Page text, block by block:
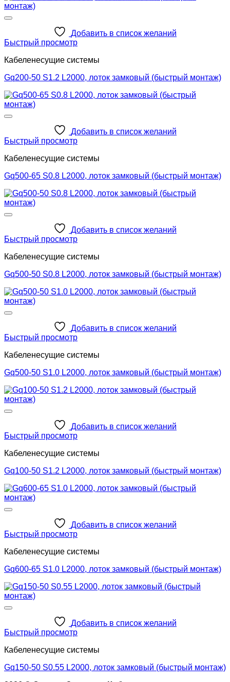
Добавить в список желаний
Быстрый просмотр
Кабеленесущие системы
Gq200-50 S1.2 L2000, лоток замковый (быстрый монтаж)
Добавить в список желаний
Быстрый просмотр
Кабеленесущие системы
Gq500-65 S0.8 L2000, лоток замковый (быстрый монтаж)
Добавить в список желаний
Быстрый просмотр
Кабеленесущие системы
Gq500-50 S0.8 L2000, лоток замковый (быстрый монтаж)
Добавить в список желаний
Быстрый просмотр
Кабеленесущие системы
Gq500-50 S1.0 L2000, лоток замковый (быстрый монтаж)
Добавить в список желаний
Быстрый просмотр
Кабеленесущие системы
Gq100-50 S1.2 L2000, лоток замковый (быстрый монтаж)
Добавить в список желаний
Быстрый просмотр
Кабеленесущие системы
Gq600-65 S1.0 L2000, лоток замковый (быстрый монтаж)
Добавить в список желаний
Быстрый просмотр
Кабеленесущие системы
Gq150-50 S0.55 L2000, лоток замковый (быстрый монтаж)